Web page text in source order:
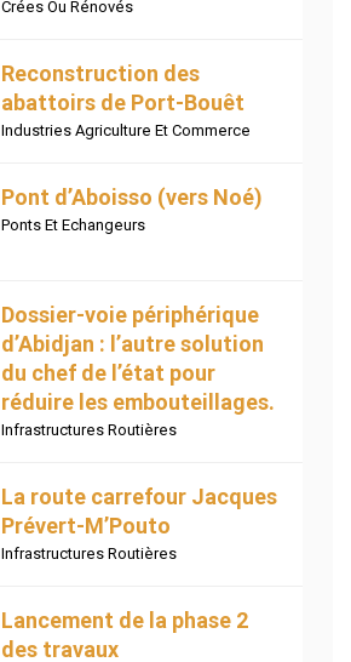
Crées Ou Rénovés
Reconstruction des
abattoirs de Port-Bouêt
Industries Agriculture Et Commerce
Pont d’Aboisso (vers Noé)
Ponts Et Echangeurs
Dossier-voie périphérique
d’Abidjan : l’autre solution
du chef de l’état pour
réduire les embouteillages.
Infrastructures Routières
La route carrefour Jacques
Prévert-M’Pouto
Infrastructures Routières
Lancement de la phase 2
des travaux